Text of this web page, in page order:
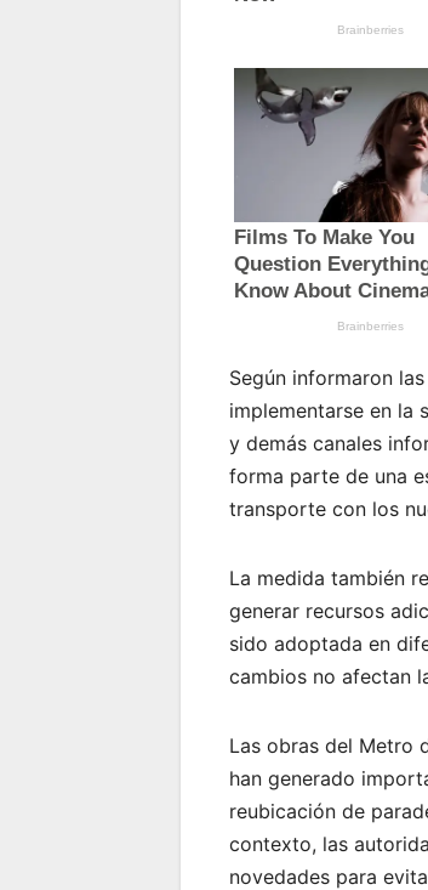
Según informaron
implementarse en la
y demás canales
forma parte de una
transporte con los
La medida también
generar recursos
sido adoptada en
cambios no afectan
Las obras del Metro
han generado
reubicación de
contexto, las
novedades para